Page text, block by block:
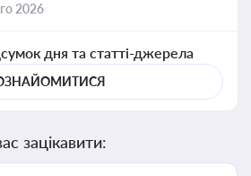
2026
дня та статті-джерела
зацікавити: